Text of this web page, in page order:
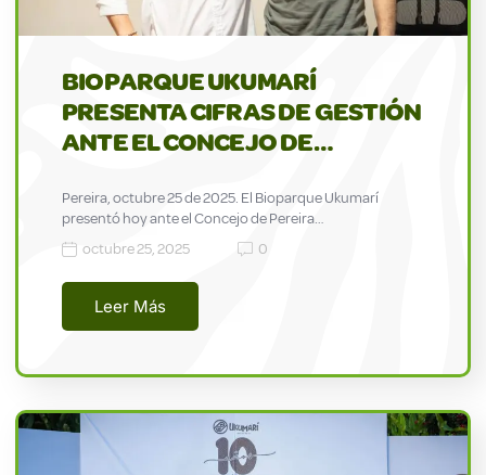
BIOPARQUE UKUMARÍ
PRESENTA CIFRAS DE GESTIÓN
ANTE EL CONCEJO DE…
Pereira, octubre 25 de 2025. El Bioparque Ukumarí
presentó hoy ante el Concejo de Pereira…
octubre 25, 2025
0
Leer Más